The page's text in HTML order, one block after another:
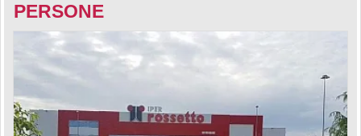
PERSONE